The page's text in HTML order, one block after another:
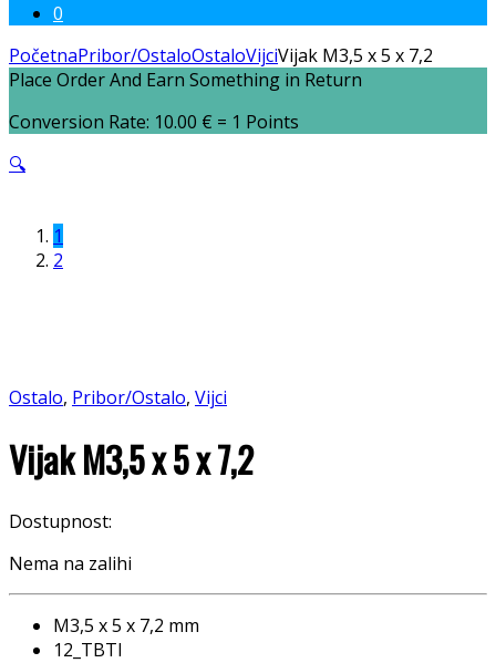
0
PočetnaPribor/OstaloOstaloVijciVijak M3,5 x 5 x 7,2
Place Order And Earn Something in Return
Conversion Rate: 10.00 € = 1 Points
🔍
1
2
Ostalo, Pribor/Ostalo, Vijci
Vijak M3,5 x 5 x 7,2
Dostupnost:
Nema na zalihi
M3,5 x 5 x 7,2 mm
12_TBTI